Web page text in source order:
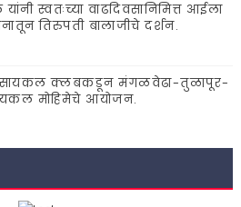
स्वतःच्या वाढदिवसानिमित्त आईला
तिरुपती बालाजीचे दर्शन.
सायकल क्लबकडून मंगळवेढा-तुळापूर-
मोहिमेचे आयोजन.